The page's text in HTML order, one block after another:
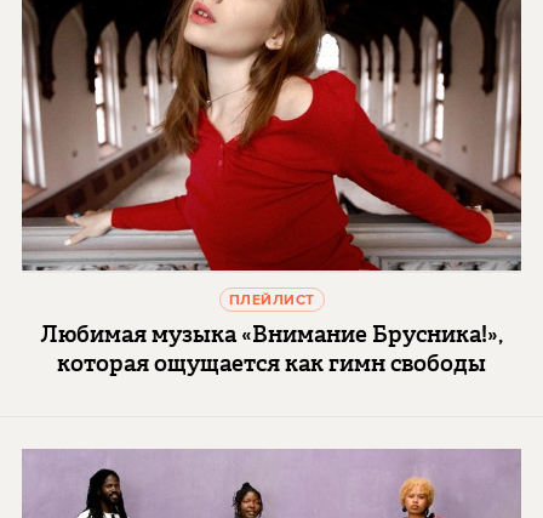
ПЛЕЙЛИСТ
Любимая музыка «Внимание Брусника!»,
которая ощущается как гимн свободы